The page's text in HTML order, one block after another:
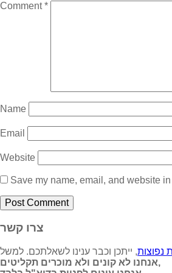
Comment*
Name
Email
Website
Save my name, email, and website
צרו קשר
נפוצות
אנחנו לא קונים ולא מוכרים תקליטים,